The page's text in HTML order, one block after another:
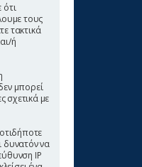
ότι
τους
τακτικά
ή
μπορεί
σχετικά με
δυνατόν να
IP